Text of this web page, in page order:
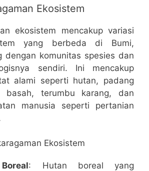
Ekosistem
ekosistem mencakup variasi
yang berbeda di Bumi,
dengan komunitas spesies dan
sendiri. Ini mencakup
alami seperti hutan, padang
basah, terumbu karang, dan
manusia seperti pertanian
Ekosistem
: Hutan boreal yang